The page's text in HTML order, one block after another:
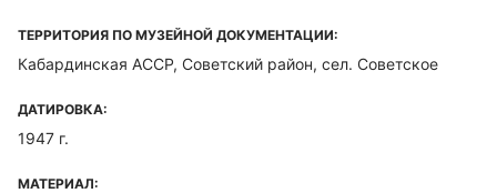
ТЕРРИТОРИЯ ПО МУЗЕЙНОЙ ДОКУМЕНТАЦИИ:
Кабардинская ACCP, Советский район, сел. Советское
ДАТИРОВКА:
1947 г.
МАТЕРИАЛ: